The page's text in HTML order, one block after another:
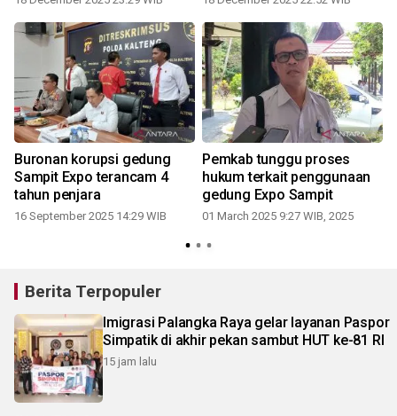
Buronan korupsi gedung
Sampit Expo terancam 4
tahun penjara
16 September 2025 14:29 WIB
Pemkab tunggu proses
hukum terkait penggunaan
gedung Expo Sampit
01 March 2025 9:27 WIB, 2025
Berita Terpopuler
Imigrasi Palangka Raya gelar layanan Paspor
Simpatik di akhir pekan sambut HUT ke-81 RI
15 jam lalu